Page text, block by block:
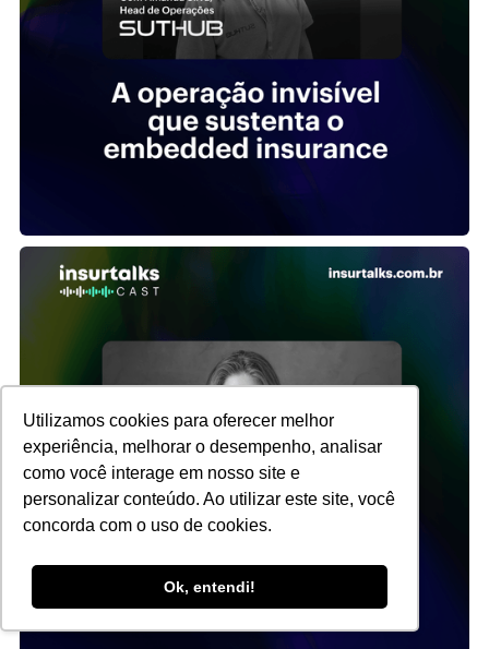
Utilizamos cookies para oferecer melhor
experiência, melhorar o desempenho, analisar
como você interage em nosso site e
personalizar conteúdo. Ao utilizar este site, você
concorda com o uso de cookies.
Ok, entendi!